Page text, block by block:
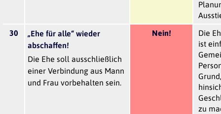
30
„Ehe für alle“ wieder
abschaffen!
Die Ehe soll ausschließlich
einer Verbindung aus Mann
und Frau vorbehalten sein.
Nein!
Die
ist
zu